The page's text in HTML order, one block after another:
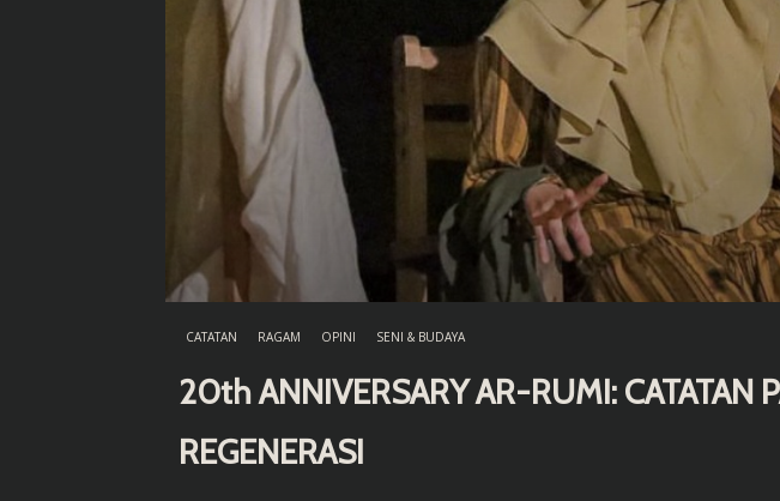
CATATAN RAGAM OPINI SENI & BUDAYA
20th ANNIVERSARY AR-RUMI: CATATAN
REGENERASI